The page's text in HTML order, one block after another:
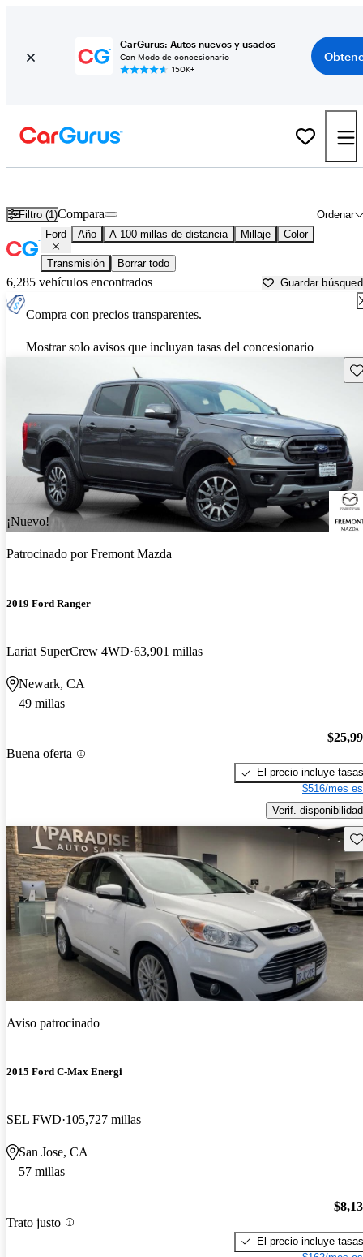
CarGurus: Autos nuevos y usados
Con Modo de concesionario
150K+
Filtro (1) Ordenar
Compara
Ford Año A 100 millas de distancia Millaje Color
Transmisión Borrar todo
6,285 vehículos encontrados Guardar
Compra con precios transparentes.
Mostrar solo avisos que incluyan tasas del concesionario
¡Nuevo!
Patrocinado porFremont Mazda
2019 Ford Ranger
Lariat SuperCrew 4WD 63,901 millas
Newark, CA
49 millas
Buena oferta
El precio incluye tasas
$516/mes
Verif. disponibilidad
Aviso patrocinado
2015 Ford C-Max Energi
SEL FWD 105,727 millas
San Jose, CA
57 millas
Trato justo
El precio incluye tasas